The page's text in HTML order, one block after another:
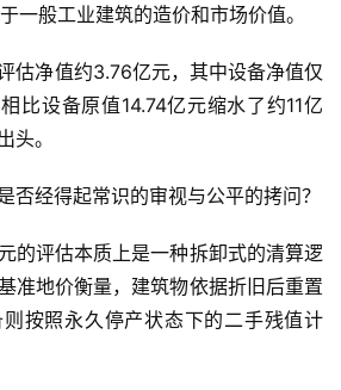
一般工业建筑的造价和市场价值。
估净值约3.76亿元，其中设备净值仅
比设备原值14.74亿元缩水了约11亿
头。
否经得起常识的审视与公平的拷问？
的评估本质上是一种拆卸式的清算逻
准地价衡量，建筑物依据折旧后重置
按照永久停产状态下的二手残值计